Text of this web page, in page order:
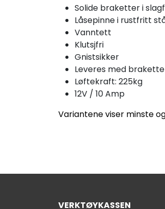
Solide braketter i
Låsepinne i rustfritt
Vanntett
Klutsjfri
Gnistsikker
Leveres med
Løftekraft: 225kg
12V / 10 Amp
Variantene viser minste
VERKTØYKASSEN